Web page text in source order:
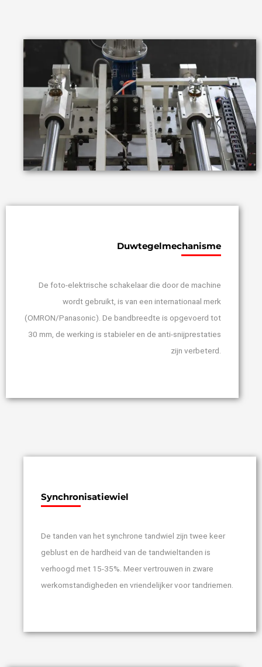
Duwtegelmechanisme
De foto-elektrische schakelaar die door de machine
wordt gebruikt, is van een internationaal merk
(OMRON/Panasonic). De bandbreedte is opgevoerd tot
30 mm, de werking is stabieler en de anti-snijprestaties
zijn verbeterd.
Synchronisatiewiel
De tanden van het synchrone tandwiel zijn twee keer
geblust en de hardheid van de tandwieltanden is
verhoogd met 15-35%. Meer vertrouwen in zware
werkomstandigheden en vriendelijker voor tandriemen.